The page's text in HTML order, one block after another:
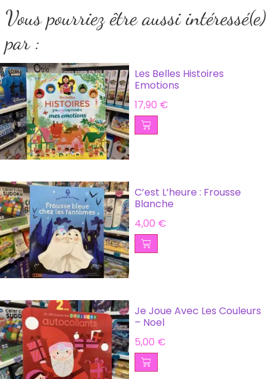
Vous pourriez être aussi intéressé(e)
par :
Les Belles Histoires
Emotions
17,90 €
C’est L’heure : Frousse
Blanche
4,00 €
Je Joue Avec Les Couleurs
– Noel
5,00 €